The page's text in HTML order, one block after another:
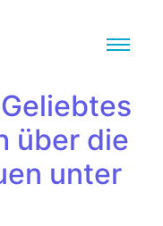
über die
unter